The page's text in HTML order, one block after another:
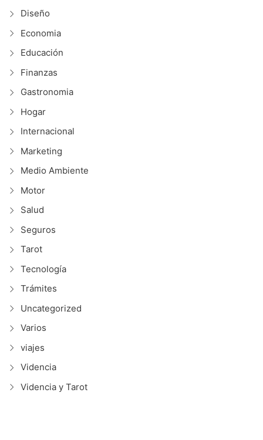
Diseño
Economia
Educación
Finanzas
Gastronomia
Hogar
Internacional
Marketing
Medio Ambiente
Motor
Salud
Seguros
Tarot
Tecnología
Trámites
Uncategorized
Varios
viajes
Videncia
Videncia y Tarot